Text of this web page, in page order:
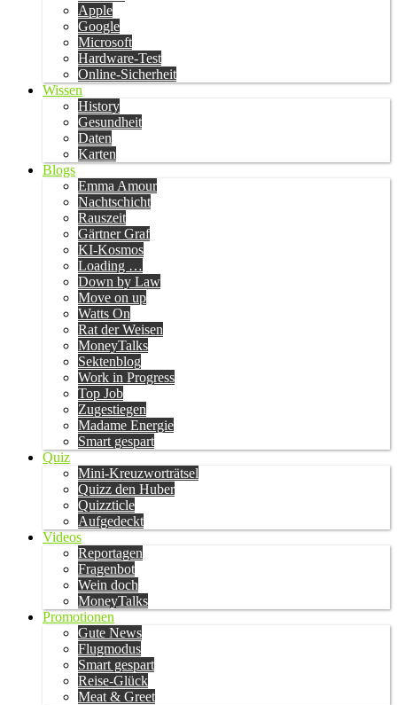
Apple
Google
Microsoft
Hardware-Test
Online-Sicherheit
Wissen
History
Gesundheit
Daten
Karten
Blogs
Emma Amour
Nachtschicht
Rauszeit
Gärtner Graf
KI-Kosmos
Loading …
Down by Law
Move on up
Watts On
Rat der Weisen
MoneyTalks
Sektenblog
Work in Progress
Top Job
Zugestiegen
Madame Energie
Smart gespart
Quiz
Mini-Kreuzworträtsel
Quizz den Huber
Quizzticle
Aufgedeckt
Videos
Reportagen
Fragenbot
Wein doch
MoneyTalks
Promotionen
Gute News
Flugmodus
Smart gespart
Reise-Glück
Meat & Greet